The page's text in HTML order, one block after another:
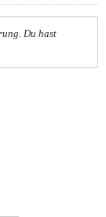
Du hast